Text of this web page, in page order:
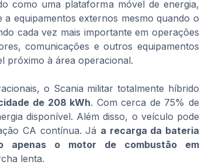
como uma plataforma móvel de energia,
equipamentos externos mesmo quando o
cada vez mais importante em operações
comunicações e outros equipamentos
próximo à área operacional.
o Scania militar totalmente híbrido
de 208 kWh. Com cerca de 75% de
disponível. Além disso, o veículo pode
CA contínua. Já a recarga da bateria
o motor de combustão em
lenta.